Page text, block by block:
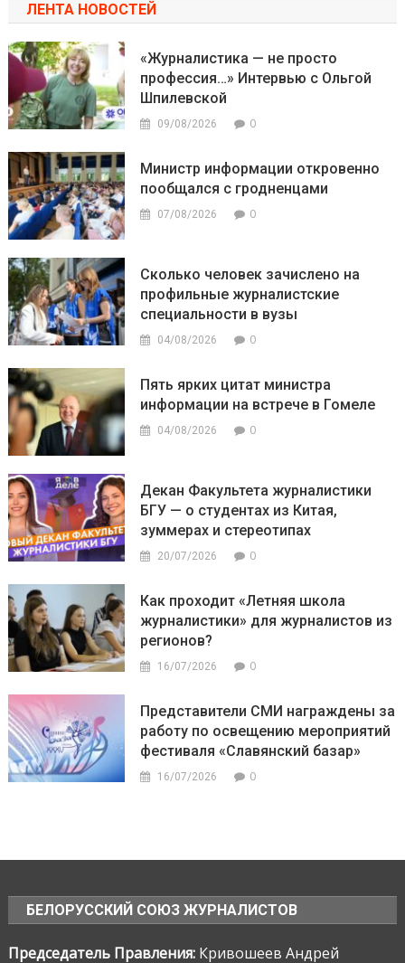
ЛЕНТА НОВОСТЕЙ
«Журналистика — не просто
профессия…» Интервью с Ольгой
Шпилевской
09/08/2026 0
Министр информации откровенно
пообщался с гродненцами
07/08/2026 0
Сколько человек зачислено на
профильные журналистские
специальности в вузы
04/08/2026 0
Пять ярких цитат министра
информации на встрече в Гомеле
04/08/2026 0
Декан Факультета журналистики
БГУ — о студентах из Китая,
зуммерах и стереотипах
20/07/2026 0
Как проходит «Летняя школа
журналистики» для журналистов из
регионов?
16/07/2026 0
Представители СМИ награждены за
работу по освещению мероприятий
фестиваля «Славянский базар»
16/07/2026 0
БЕЛОРУССКИЙ СОЮЗ ЖУРНАЛИСТОВ
Председатель Правления: Кривошеев Андрей